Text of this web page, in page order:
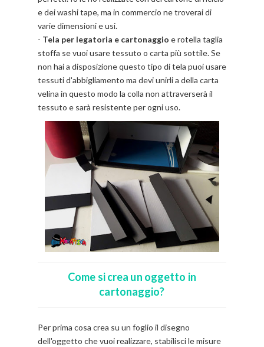
e dei washi tape, ma in commercio ne troverai di
varie dimensioni e usi.
- Tela per legatoria e cartonaggio e rotella taglia
stoffa se vuoi usare tessuto o carta più sottile. Se
non hai a disposizione questo tipo di tela puoi usare
tessuti d'abbigliamento ma devi unirli a della carta
velina in questo modo la colla non attraverserà il
tessuto e sarà resistente per ogni uso.
Come si crea un oggetto in
cartonaggio?
Per prima cosa crea su un foglio il disegno
dell'oggetto che vuoi realizzare, stabilisci le misure